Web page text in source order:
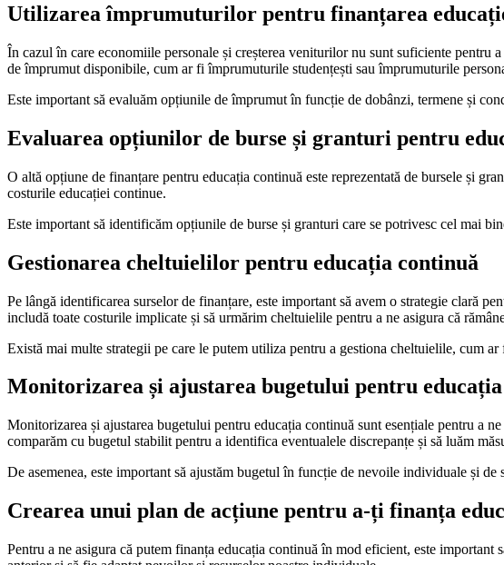
Utilizarea împrumuturilor pentru finanțarea
În cazul în care economiile personale și creșterea veniturilor nu sunt suficiente
de împrumut disponibile, cum ar fi împrumuturile studențești sau împrumuturile
Este important să evaluăm opțiunile de împrumut în funcție de dobânzi, termene și
Evaluarea opțiunilor de burse și granturi pentru
O altă opțiune de finanțare pentru educația continuă este reprezentată de bursele și
costurile educației continue.
Este important să identificăm opțiunile de burse și granturi care se potrivesc cel mai
Gestionarea cheltuielilor pentru educația continuă
Pe lângă identificarea surselor de finanțare, este important să avem o strategie clară
includă toate costurile implicate și să urmărim cheltuielile pentru a ne asigura că
Există mai multe strategii pe care le putem utiliza pentru a gestiona cheltuielile, cum
Monitorizarea și ajustarea bugetului pentru
Monitorizarea și ajustarea bugetului pentru educația continuă sunt esențiale pentru a
comparăm cu bugetul stabilit pentru a identifica eventualele discrepanțe și să luăm
De asemenea, este important să ajustăm bugetul în funcție de nevoile individuale și
Crearea unui plan de acțiune pentru a-ți finanța
Pentru a ne asigura că putem finanța educația continuă în mod eficient, este